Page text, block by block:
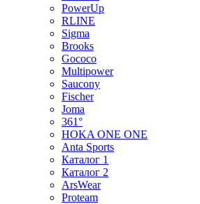
PowerUp
RLINE
Sigma
Brooks
Gococo
Multipower
Saucony
Fischer
Joma
361°
HOKA ONE ONE
Anta Sports
Каталог 1
Каталог 2
ArsWear
Proteam